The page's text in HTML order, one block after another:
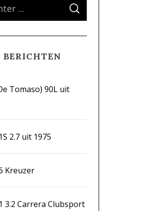
S
A
C
BERICHTEN
Tomaso) 90L uit
2.7 uit 1975
Kreuzer
3.2 Carrera Clubsport